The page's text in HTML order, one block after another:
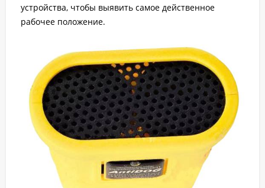
устройства, чтобы выявить самое действенное
рабочее положение.